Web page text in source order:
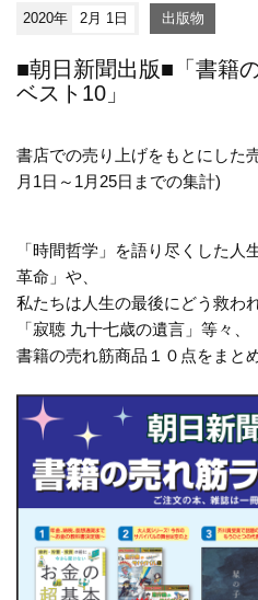
2020年 2月 1日 出版物
■朝日新聞出版■「書籍
ベスト10」
書店での売り上げをもとにした
月1日～1月25日までの集計)
「時間哲学」を語り尽くした人
革命」や、
私たちは人生の最後にどう救わ
「寂聴 九十七歳の遺言」等々、
書籍の売れ筋商品１０点をまと